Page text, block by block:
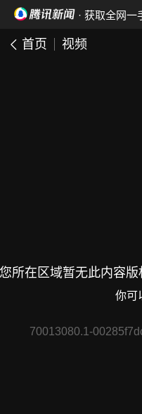
· 获取全网一
首页 视频
所在区域暂无此内容
你可
70013080.1-